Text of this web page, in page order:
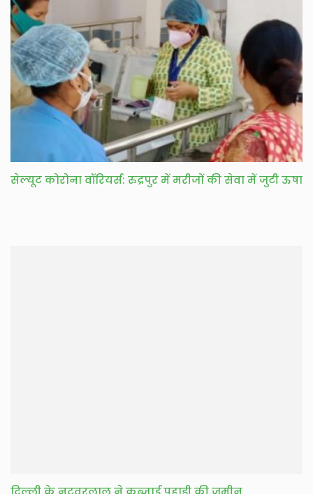
सेल्यूट कोरोना वॉरियर्स: रुद्रपुर में मरीजों की सेवा में जुटी ऊषा